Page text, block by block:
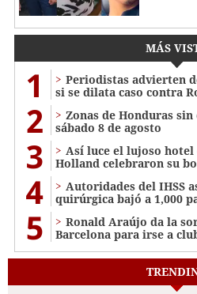
MÁS
1
Periodistas advierten
si se dilata caso contra
2
Zonas de Honduras
sábado 8 de agosto
3
Así luce el lujoso hotel
Holland celebraron su
4
Autoridades del IHSS
quirúrgica bajó a 1,000
5
Ronald Araújo da la
Barcelona para irse a